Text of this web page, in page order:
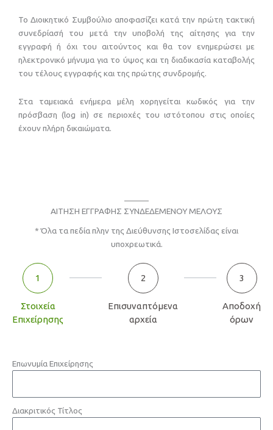
Το Διοικητικό Συμβούλιο αποφασίζει κατά την πρώτη τακτική
συνεδρίασή του μετά την υποβολή της αίτησης για την
εγγραφή ή όχι του αιτούντος και θα τον ενημερώσει με
ηλεκτρονικό μήνυμα για το ύψος και τη διαδικασία καταβολής
του τέλους εγγραφής και της πρώτης συνδρομής.
Στα ταμειακά ενήμερα μέλη χορηγείται κωδικός για την
πρόσβαση (log in) σε περιοχές του ιστότοπου στις οποίες
έχουν πλήρη δικαιώματα.
ΑΙΤΗΣΗ ΕΓΓΡΑΦΗΣ ΣΥΝΔΕΔΕΜΕΝΟΥ ΜΕΛΟΥΣ
* Όλα τα πεδία πλην της Διεύθυνσης Ιστοσελίδας είναι
υποχρεωτικά.
1
Στοιχεία
Επιχείρησης
2
Επισυναπτόμενα
αρχεία
3
Αποδοχή
όρων
Επωνυμία Επιχείρησης
Διακριτικός Τίτλος